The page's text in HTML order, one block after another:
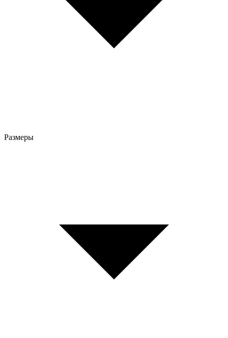
Размеры